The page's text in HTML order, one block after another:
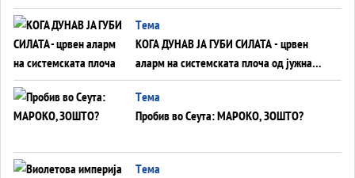
ВНУЦИ ДА ГИ ЗАМЕНАТ
Tема
КОГА ДУНАВ ЈА ГУБИ СИЛАТА - црвен
аларм на системската плоча од јужна
Германија до Црното Море...
Tема
Пробив во Сеута: МАРОКО, ЗОШТО?
Tема